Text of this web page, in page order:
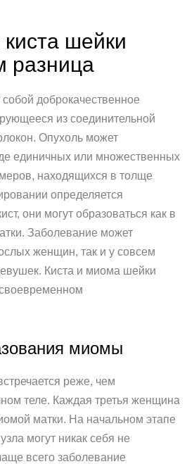
шейки
разница
доброкачественное
из соединительной
Опухоль может
единичных или множественных
находящихся в толще
определяется
они могут образоваться как в
Заболевание может
женщин, так и у совсем
Киста и миома шейки
миомы
реже, чем
теле. Каждая третья женщина
матки. На начальном этапе
могут никак себя не
всего заболевание